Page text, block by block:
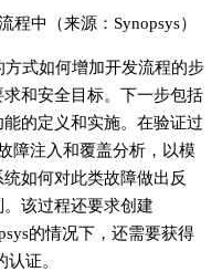
程中（来源：Synopsys）
方式如何增加开发流程的步
和安全目标。下一步包括
的定义和实施。在验证过
障注入和覆盖分析，以模
如何对此类故障做出反
该过程还要求创建
的情况下，还需要获得
证。